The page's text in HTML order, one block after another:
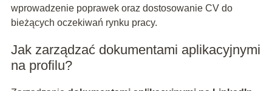
wprowadzenie poprawek oraz dostosowanie CV do
bieżących oczekiwań rynku pracy.
Jak zarządzać dokumentami aplikacyjnymi
na profilu?